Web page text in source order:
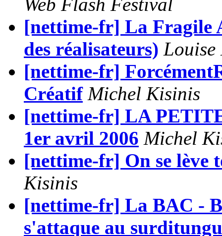
[nettime-fr] La Fragile
des réalisateurs) Louise
[nettime-fr]
Créatif Michel Kisinis
[nettime-fr] LA
1er avril 2006 Michel
[nettime-fr] On se lève
Kisinis
[nettime-fr] La BAC -
s'attaque au